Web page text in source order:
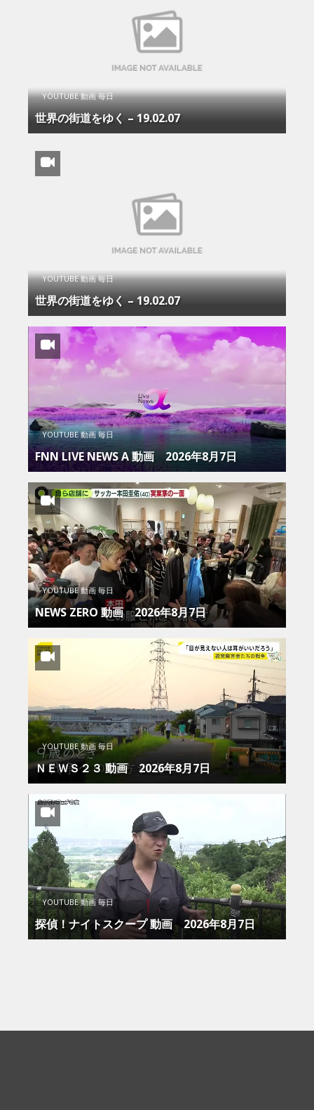
YOUTUBE 動画 毎日
世界の街道をゆく – 19.02.07
YOUTUBE 動画 毎日
世界の街道をゆく – 19.02.07
YOUTUBE 動画 毎日
FNN LIVE NEWS Α 動画 2026年8月7日
YOUTUBE 動画 毎日
NEWS ZERO 動画 2026年8月7日
YOUTUBE 動画 毎日
ＮＥＷＳ２３ 動画 2026年8月7日
YOUTUBE 動画 毎日
探偵！ナイトスクープ 動画 2026年8月7日